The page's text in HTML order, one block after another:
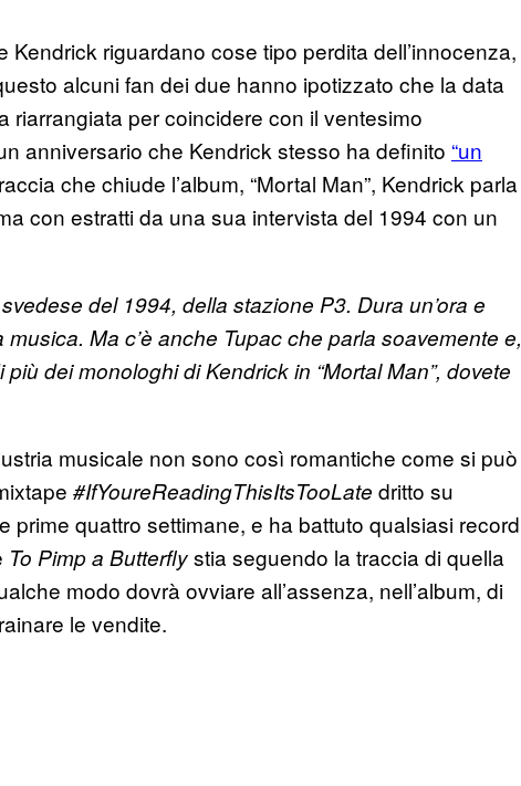
Kendrick riguardano cose tipo perdita dell’innocenza,
alcuni fan dei due hanno ipotizzato che la data
riarrangiata per coincidere con il ventesimo
anniversario che Kendrick stesso ha definito “un
che chiude l’album, “Mortal Man”, Kendrick parla
con estratti da una sua intervista del 1994 con un
del 1994, della stazione P3. Dura un’ora e
Ma c’è anche Tupac che parla soavemente e,
dei monologhi di Kendrick in “Mortal Man”, dovete
musicale non sono così romantiche come si può
#IfYoureReadingThisItsTooLate dritto su
prime quattro settimane, e ha battuto qualsiasi record
To Pimp a Butterflystia seguendo la traccia di quella
modo dovrà ovviare all’assenza, nell’album, di
le vendite.